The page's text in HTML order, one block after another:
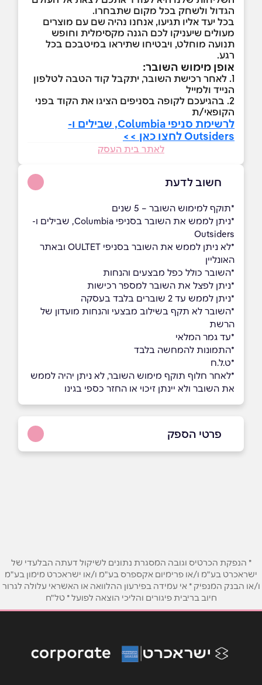
הגדול ולשחק בכל מקום שתבחרו.
בכל יעד אליו תגיעו, אנחנו נהיה שם עם מוצרים
מעולים שיעניקו לכם הגנה מקסימלית וחופש
תנועה מוחלט, ויבטיחו שתיראו במיטבכם בכל
רגע.
אופן מימוש השובר:
1. לאחר רכישת השובר, יתקבל קוד הטבה לטלפון
הנייד ולמייל
2. בהגיעכם לקופה בסניפים הציגו את הקוד בפני
הקופאי/ת
לרשימת סניפי Columbia, שבילים ו-
Outsiders לחצו כאן >>
לאתר בית העסק
חשוב לדעת
*תוקף למימוש השובר – 5 שנים
*ניתן לממש את השובר בסניפי Columbia, שבילים ו-
Outsiders
*לא ניתן לממש את השובר בסניפי OULTET ובאתר
האונליין
*השובר כולל כפל מבצעים והנחות
*ניתן לפצל את השובר למספר רכישות
*ניתן לממש עד 2 שוברים בלבד בעסקה
ָ*השובר לא תקף בשילוב מבצעי והנחות מועדון של
הרשת
ָָ*עד גמר המלאי
*התמונות להמחשה בלבד
*ט.ל.ח
*לאחר חלוף תוקף מימוש השובר, לא ניתן יהיה לממש
את השובר ולא יינתן זיכוי או החזר כספי בגינו
פרטי הספק
טלפון*
אימייל *
אנא חזרו אלי בקשר ל...
* הנפקת הכרטיס וגובה המסגרת נתונים לשיקול דעתה הבלעדי של
ישראכרט בע"מ ו/או פרימיום אקספרס בע"מ ו/או ישראכרט מימון בע"מ
ו/או הבנק המנפיק * אי עמידה בפירעון ההלוואה או האשראי עלולה לגרור
חיוב בריבית פיגורים והליכי הוצאה לפועל * טל"ח